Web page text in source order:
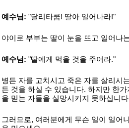
예수님: "달리타쿰! 딸아 일어나라!"
야이로 부부는 딸이 눈을 뜨고 일어나
예수님: "딸에게 먹을 것을 주어라."
병든 자를 고치시고 죽은 자를 살리시
든 것을 하실 수 있습니다. 하지만 한
을 믿는 자들을 실망시키지 못하십니
그러므로, 여러분에게 무슨 일이 일어